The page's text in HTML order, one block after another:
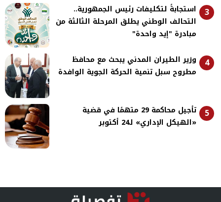
3
استجابةً لتكليفات رئيس الجمهورية..
التحالف الوطني يطلق المرحلة الثالثة من
مبادرة "إيد واحدة"
4
وزير الطيران المدني يبحث مع محافظ
مطروح سبل تنمية الحركة الجوية الوافدة
5
تأجيل محاكمة 29 متهمًا في قضية
«الهيكل الإداري» لـ24 أكتوبر